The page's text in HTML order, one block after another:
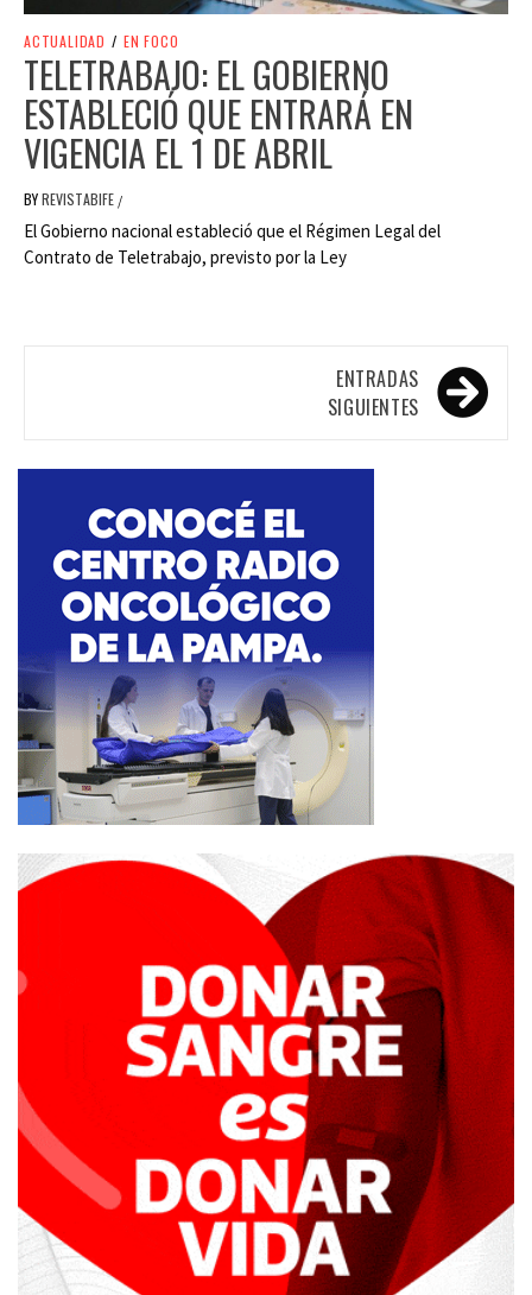
ACTUALIDAD / EN FOCO
TELETRABAJO: EL GOBIERNO
ESTABLECIÓ QUE ENTRARÁ EN
VIGENCIA EL 1 DE ABRIL
BYREVISTABIFE /
El Gobierno nacional estableció que el Régimen Legal del
Contrato de Teletrabajo, previsto por la Ley
entradas
ENTRADAS
SIGUIENTES